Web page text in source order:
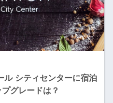
ル シティセンターに宿泊
グレードは？